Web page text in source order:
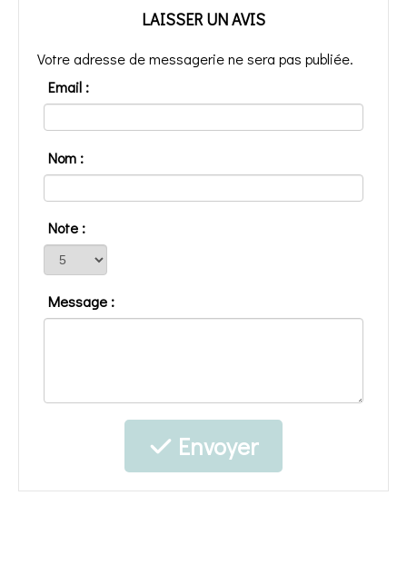
LAISSER UN AVIS
Votre adresse de messagerie ne sera pas publiée.
Email :
Nom :
Note :
Message :
Envoyer